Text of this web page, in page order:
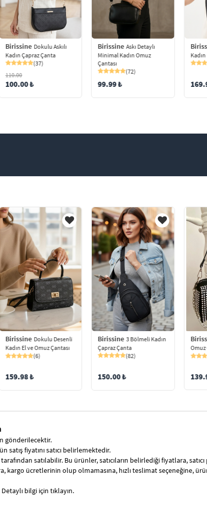
Birissine Dokulu Askılı
Kadın Çapraz Çanta
(37)
110.00
100.00 ₺
Birissine Askı Detaylı
Minimal Kadın Omuz
Çantası
(72)
99.99 ₺
Birissine Dokulu Desenli
Kadın El ve Omuz Çantası
(6)
159.98 ₺
Birissine 3 Bölmeli Kadın
Çapraz Çanta
(82)
150.00 ₺
Omuz
gönderilecektir.
satış fiyatını satıcı belirlemektedir.
satılabilir. Bu ürünler, satıcıların belirlediği fiyatlara,
kargo ücretlerinin olup olmamasına, hızlı teslimat seçeneğine,
bilgi için tıklayın.